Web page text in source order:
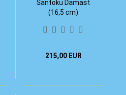
Santoku Damast
(16,5 cm)
215,00 EUR